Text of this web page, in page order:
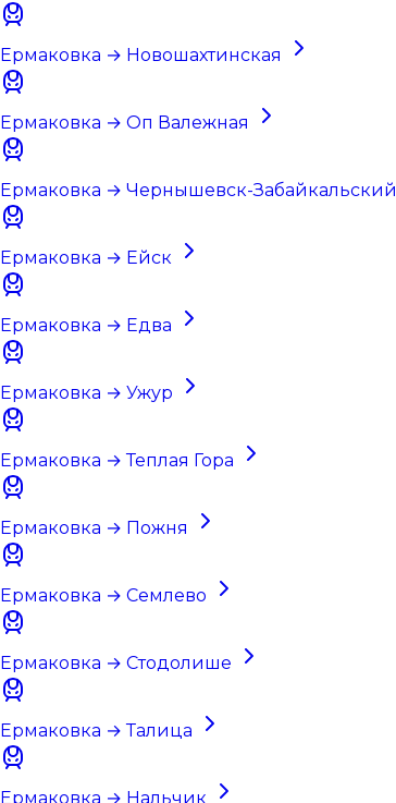
Ермаковка → Новошахтинская
Ермаковка → Оп Валежная
Ермаковка → Чернышевск-Забайкальский
Ермаковка → Ейск
Ермаковка → Едва
Ермаковка → Ужур
Ермаковка → Теплая Гора
Ермаковка → Пожня
Ермаковка → Семлево
Ермаковка → Стодолише
Ермаковка → Талица
Ермаковка → Нальчик